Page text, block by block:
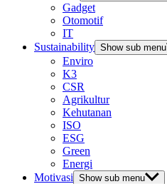
Gadget
Otomotif
IT
Sustainability Show sub menu
Enviro
K3
CSR
Agrikultur
Kehutanan
ISO
ESG
Green
Energi
Motivasi Show sub menu